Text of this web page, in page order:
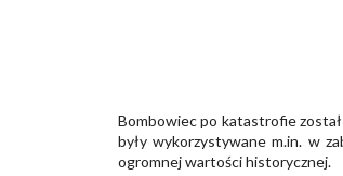
Bombowiec po katastrofie
były wykorzystywane m.in. w
ogromnej wartości historycznej.